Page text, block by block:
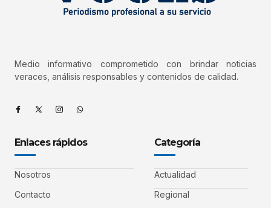
Medio informativo comprometido con brindar noticias
veraces, análisis responsables y contenidos de calidad.
Enlaces rápidos
Nosotros
Contacto
Categoría
Actualidad
Regional